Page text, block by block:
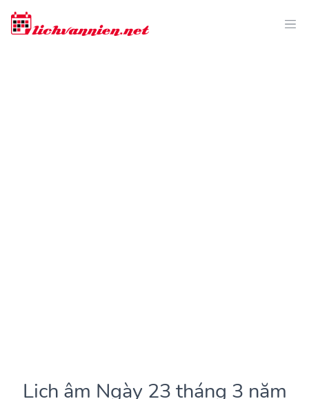
Lịch âm Ngày 23 tháng 3 năm